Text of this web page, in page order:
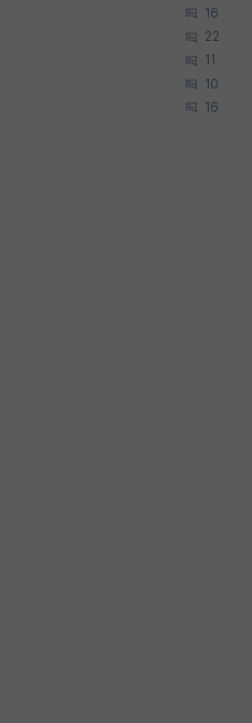
16
22
11
10
16